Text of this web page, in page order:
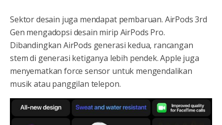
Sektor desain juga mendapat pembaruan. AirPods 3rd
Gen mengadopsi desain mirip AirPods Pro.
Dibandingkan AirPods generasi kedua, rancangan
stem di generasi ketiganya lebih pendek. Apple juga
menyematkan force sensor untuk mengendalikan
musik atau panggilan telepon.